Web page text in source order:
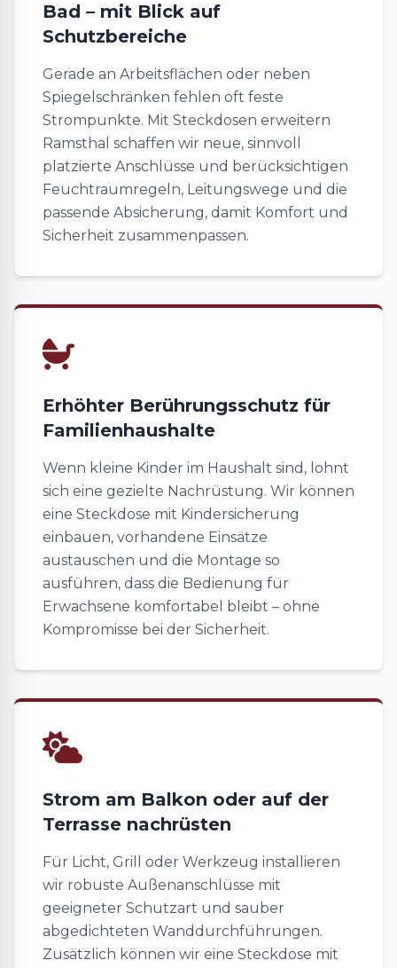
Bad – mit Blick auf
Schutzbereiche
Gerade an Arbeitsflächen oder neben
Spiegelschränken fehlen oft feste
Strompunkte. Mit Steckdosen erweitern
Ramsthal schaffen wir neue, sinnvoll
platzierte Anschlüsse und berücksichtigen
Feuchtraumregeln, Leitungswege und die
passende Absicherung, damit Komfort und
Sicherheit zusammenpassen.
Erhöhter Berührungsschutz für
Familienhaushalte
Wenn kleine Kinder im Haushalt sind, lohnt
sich eine gezielte Nachrüstung. Wir können
eine Steckdose mit Kindersicherung
einbauen, vorhandene Einsätze
austauschen und die Montage so
ausführen, dass die Bedienung für
Erwachsene komfortabel bleibt – ohne
Kompromisse bei der Sicherheit.
Strom am Balkon oder auf der
Terrasse nachrüsten
Für Licht, Grill oder Werkzeug installieren
wir robuste Außenanschlüsse mit
geeigneter Schutzart und sauber
abgedichteten Wanddurchführungen.
Zusätzlich können wir eine Steckdose mit